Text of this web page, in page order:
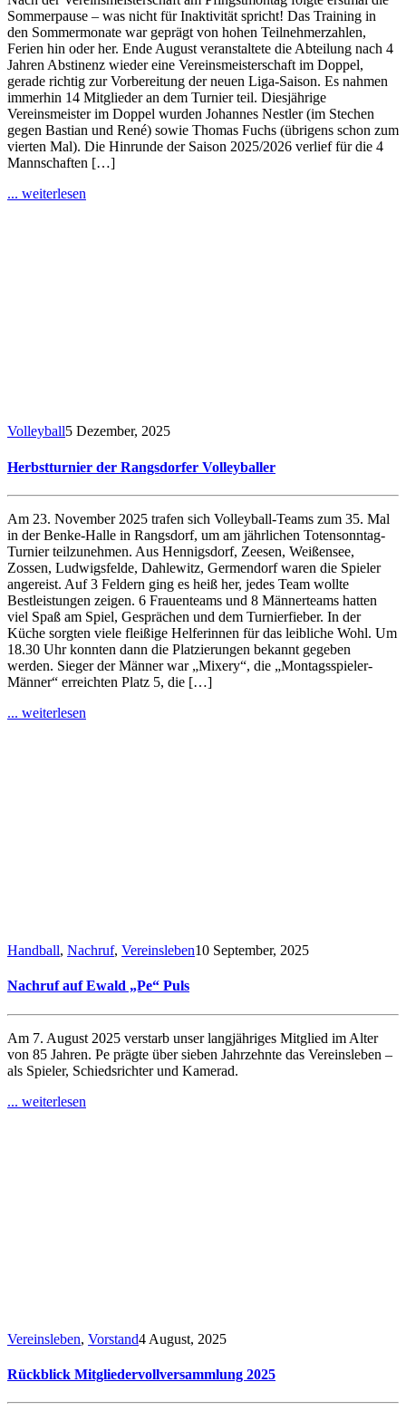
Sommerpause – was nicht für Inaktivität spricht! Das Training in
den Sommermonate war geprägt von hohen Teilnehmerzahlen,
Ferien hin oder her. Ende August veranstaltete die Abteilung nach 4
Jahren Abstinenz wieder eine Vereinsmeisterschaft im Doppel,
gerade richtig zur Vorbereitung der neuen Liga-Saison. Es nahmen
immerhin 14 Mitglieder an dem Turnier teil. Diesjährige
Vereinsmeister im Doppel wurden Johannes Nestler (im Stechen
gegen Bastian und René) sowie Thomas Fuchs (übrigens schon zum
vierten Mal). Die Hinrunde der Saison 2025/2026 verlief für die 4
Mannschaften […]
... weiterlesen
Volleyball5 Dezember, 2025
Herbstturnier der Rangsdorfer Volleyballer
Am 23. November 2025 trafen sich Volleyball-Teams zum 35. Mal
in der Benke-Halle in Rangsdorf, um am jährlichen Totensonntag-
Turnier teilzunehmen. Aus Hennigsdorf, Zeesen, Weißensee,
Zossen, Ludwigsfelde, Dahlewitz, Germendorf waren die Spieler
angereist. Auf 3 Feldern ging es heiß her, jedes Team wollte
Bestleistungen zeigen. 6 Frauenteams und 8 Männerteams hatten
viel Spaß am Spiel, Gesprächen und dem Turnierfieber. In der
Küche sorgten viele fleißige Helferinnen für das leibliche Wohl. Um
18.30 Uhr konnten dann die Platzierungen bekannt gegeben
werden. Sieger der Männer war „Mixery“, die „Montagsspieler-
Männer“ erreichten Platz 5, die […]
... weiterlesen
Handball, Nachruf, Vereinsleben10 September, 2025
Nachruf auf Ewald „Pe“ Puls
Am 7. August 2025 verstarb unser langjähriges Mitglied im Alter
von 85 Jahren. Pe prägte über sieben Jahrzehnte das Vereinsleben –
als Spieler, Schiedsrichter und Kamerad.
... weiterlesen
Vereinsleben, Vorstand4 August, 2025
Rückblick Mitgliedervollversammlung 2025